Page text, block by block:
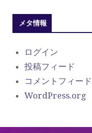
メタ情報
ログイン
投稿フィード
コメントフィード
WordPress.org